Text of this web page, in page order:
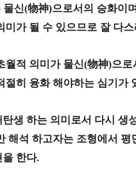
물신 (物神)으로서의 승화이며
미가 될 수 있으므로 잘 다
월적 의미가 물신 (物神)으로
절히 융화 해야하는 심기가
생 하는 의미로서 다시 생
해석 하고자는 조형에서
을 한다.